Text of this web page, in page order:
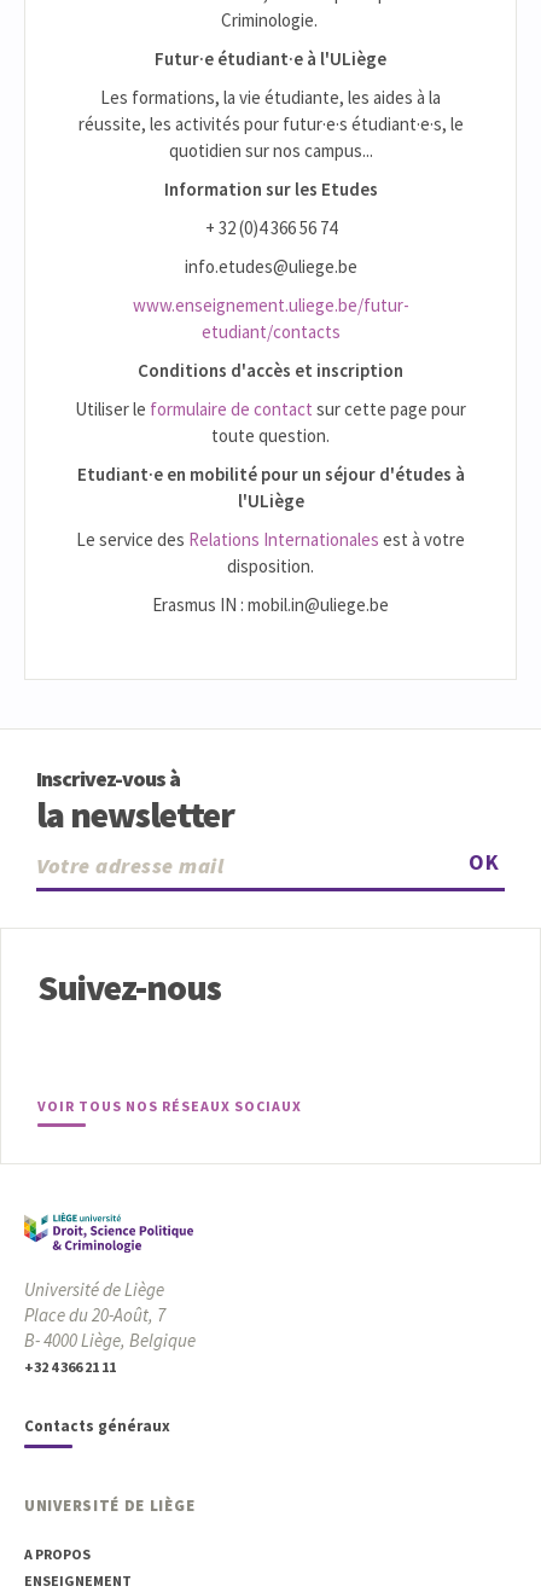
Criminologie.
Futur·e étudiant·e à l'ULiège
Les formations, la vie étudiante, les aides à la
réussite, les activités pour futur·e·s étudiant·e·s, le
quotidien sur nos campus...
Information sur les Etudes
+ 32 (0)4 366 56 74
info.etudes@uliege.be
www.enseignement.uliege.be/futur-
etudiant/contacts
Conditions d'accès et inscription
Utiliser le formulaire de contact sur cette page pour
toute question.
Etudiant·e en mobilité pour un séjour d'études à
l'ULiège
Le service des Relations Internationales est à votre
disposition.
Erasmus IN : mobil.in@uliege.be
Inscrivez-vous à
la newsletter
OK
Suivez-nous
VOIR TOUS NOS RÉSEAUX SOCIAUX
Université de Liège
Place du 20-Août, 7
B- 4000 Liège, Belgique
+32 4 366 21 11
Contacts généraux
UNIVERSITÉ DE LIÈGE
A PROPOS
ENSEIGNEMENT